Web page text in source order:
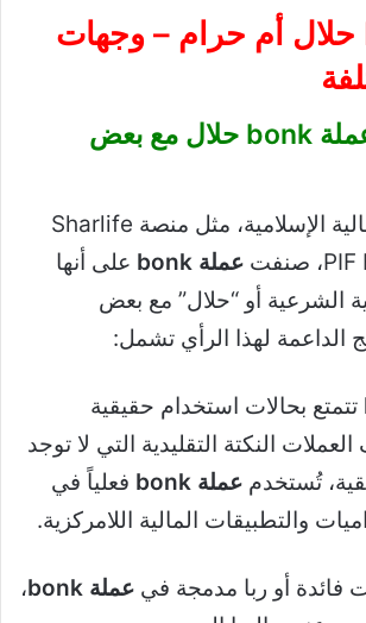
– وجهات
الرأي الأول: عملة bonk حلال مع بعض
بعض الجهات المالية الإسلامية، مثل منصة Sharlife
عملة bonk
على أنها
الشرعية أو “حلال” مع بعض
الداعمة لهذا الرأي تشمل:
تتمتع بحالات استخدام حقيقية
النكتة التقليدية التي لا توجد
تُستخدم عملة bonk
فعلياً في
والتطبيقات المالية اللامركزية.
فائدة أو ربا مدمجة في عملة bonk
،